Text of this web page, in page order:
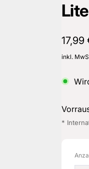
Preis
17,99
inkl.
*